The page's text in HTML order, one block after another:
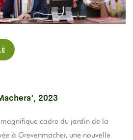
2023
cadre du jardin de la
à Grevenmacher, une nouvelle